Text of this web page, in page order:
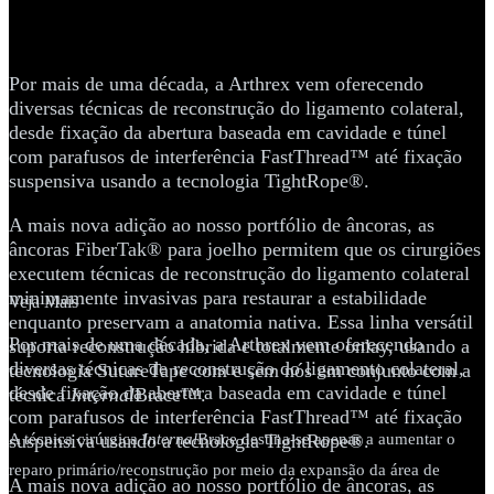
Por mais de uma década, a Arthrex vem oferecendo
diversas técnicas de reconstrução do ligamento colateral,
desde fixação da abertura baseada em cavidade e túnel
com parafusos de interferência FastThread™ até fixação
suspensiva usando a tecnologia TightRope®.
A mais nova adição ao nosso portfólio de âncoras, as
âncoras FiberTak® para joelho permitem que os cirurgiões
executem técnicas de reconstrução do ligamento colateral
minimamente invasivas para restaurar a estabilidade
enquanto preservam a anatomia nativa. Essa linha versátil
suporta reconstrução híbrida e totalmente onlay, usando a
tecnologia SutureTape com e sem nós em conjunto com a
técnicaInternalBrace™.
A técnica cirúrgicaInternalBrace destina-se apenas a aumentar o
reparo primário/reconstrução por meio da expansão da área de
Veja Mais
Por mais de uma década, a Arthrex vem oferecendo
diversas técnicas de reconstrução do ligamento colateral,
desde fixação da abertura baseada em cavidade e túnel
com parafusos de interferência FastThread™ até fixação
suspensiva usando a tecnologia TightRope®.
A mais nova adição ao nosso portfólio de âncoras, as